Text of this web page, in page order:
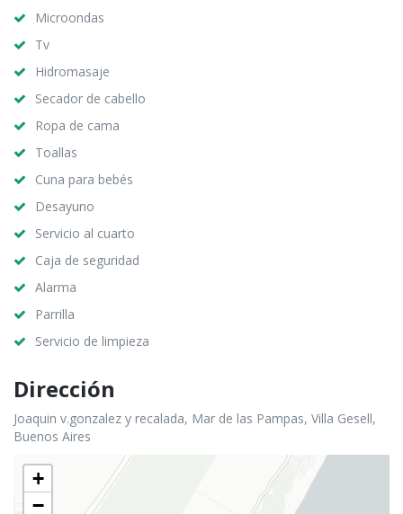
Microondas
Tv
Hidromasaje
Secador de cabello
Ropa de cama
Toallas
Cuna para bebés
Desayuno
Servicio al cuarto
Caja de seguridad
Alarma
Parrilla
Servicio de limpieza
Dirección
Joaquin v.gonzalez y recalada, Mar de las Pampas, Villa Gesell,
Buenos Aires
+
−